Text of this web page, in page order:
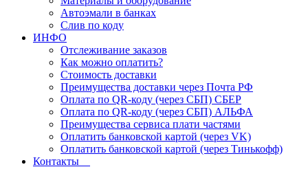
Автоэмали в банках
Слив по коду
ИНФО
Отслеживание заказов
Как можно оплатить?
Стоимость доставки
Преимущества доставки через Почта РФ
Оплата по QR-коду (через СБП) СБЕР
Оплата по QR-коду (через СБП) АЛЬФА
Преимущества сервиса плати частями
Оплатить банковской картой (через VK)
Оплатить банковской картой (через Тинькофф)
Контакты